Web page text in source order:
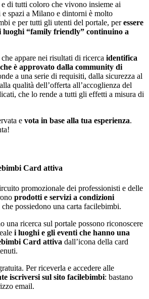
di tutti coloro che vivono insieme ai
spazi a Milano e dintorni è molto
e per tutti gli utenti del portale, peressere
luoghi “family friendly” continuino a
appare nei risultati di ricerca identifica
è approvato dalla community di
a una serie di requisiti, dalla sicurezza al
qualità dell’offerta all’accoglienza del
che lo rende a tutti gli effetti a misura di
e vota in base alla tua esperienza.
Card attiva
promozionale dei professionisti e delle
prodotti e servizi a condizioni
possiedono una carta facilebimbi.
una ricerca sul portale possono riconoscere
i luoghi e gli eventi che hanno una
Card attiva dall’icona della card
Per riceverla e accedere alle
iscriversi sul sito facilebimbi: bastano
email.